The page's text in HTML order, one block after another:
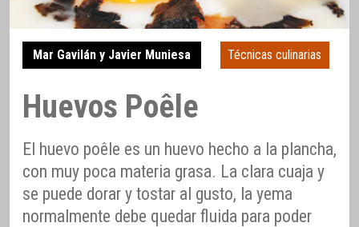
Mar Gavilán y Javier Muniesa Técnicas culinarias
Huevos Poêle
El huevo poêle es un huevo hecho a la plancha,
con muy poca materia grasa. La clara cuaja y
se puede dorar y tostar al gusto, la yema
normalmente debe quedar fluida para poder